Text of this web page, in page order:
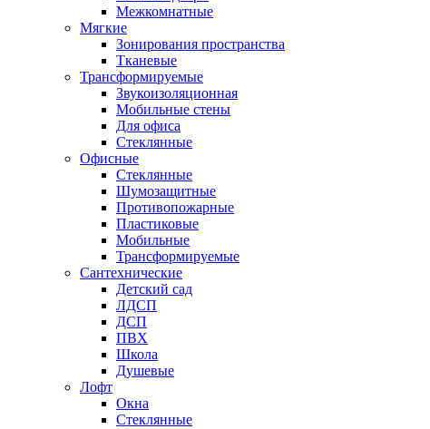
Межкомнатные
Мягкие
Зонирования пространства
Тканевые
Трансформируемые
Звукоизоляционная
Мобильные стены
Для офиса
Стеклянные
Офисные
Стеклянные
Шумозащитные
Противопожарные
Пластиковые
Мобильные
Трансформируемые
Сантехнические
Детский сад
ЛДСП
ДСП
ПВХ
Школа
Душевые
Лофт
Окна
Стеклянные